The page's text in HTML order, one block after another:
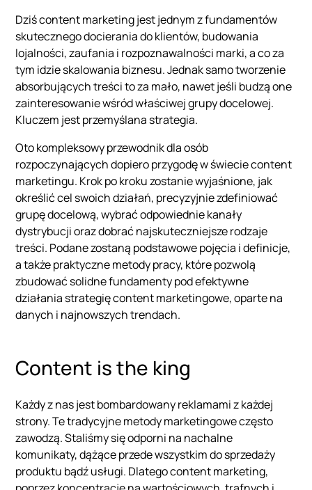
Dziś content marketing jest jednym z fundamentów
skutecznego docierania do klientów, budowania
lojalności, zaufania i rozpoznawalności marki, a co za
tym idzie skalowania biznesu. Jednak samo tworzenie
absorbujących treści to za mało, nawet jeśli budzą one
zainteresowanie wśród właściwej grupy docelowej.
Kluczem jest przemyślana strategia.
Oto kompleksowy przewodnik dla osób
rozpoczynających dopiero przygodę w świecie content
marketingu. Krok po kroku zostanie wyjaśnione, jak
określić cel swoich działań, precyzyjnie zdefiniować
grupę docelową, wybrać odpowiednie kanały
dystrybucji oraz dobrać najskuteczniejsze rodzaje
treści. Podane zostaną podstawowe pojęcia i definicje,
a także praktyczne metody pracy, które pozwolą
zbudować solidne fundamenty pod efektywne
działania strategię content marketingowe, oparte na
danych i najnowszych trendach.
Content is the king
Każdy z nas jest bombardowany reklamami z każdej
strony. Te tradycyjne metody marketingowe często
zawodzą. Staliśmy się odporni na nachalne
komunikaty, dążące przede wszystkim do sprzedaży
produktu bądź usługi. Dlatego content marketing,